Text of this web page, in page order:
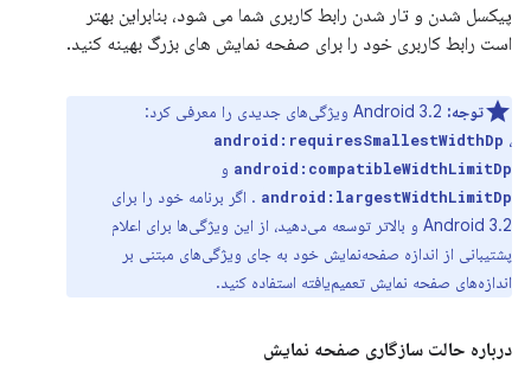
پیکسل شدن و تار شدن رابط کاربری شما می شود، بنابراین بهتر
است رابط کاربری خود را برای صفحه نمایش های بزرگ بهینه کنید.
توجه:
android:requiresSmallestWidthDp ،
android:compatibleWidthLimitDp و
android:largestWidthLimitDp . اگر برنامه خود را برای
Android 3.2 و بالاتر توسعه می‌دهید، از این ویژگی‌ها برای اعلام
پشتیبانی از اندازه صفحه‌نمایش خود به جای ویژگی‌های مبتنی بر
اندازه‌های صفحه نمایش تعمیم‌یافته استفاده کنید.
درباره حالت سازگاری صفحه نمایش